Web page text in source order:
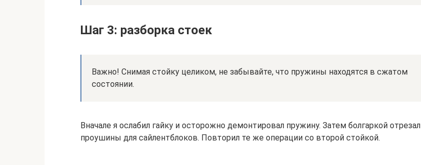
Шаг 3: разборка стоек
Важно! Снимая стойку целиком, не забывайте, что пружины находятся в сжатом
состоянии.
Вначале я ослабил гайку и осторожно демонтировал пружину. Затем болгаркой отрезал
проушины для сайлентблоков. Повторил те же операции со второй стойкой.